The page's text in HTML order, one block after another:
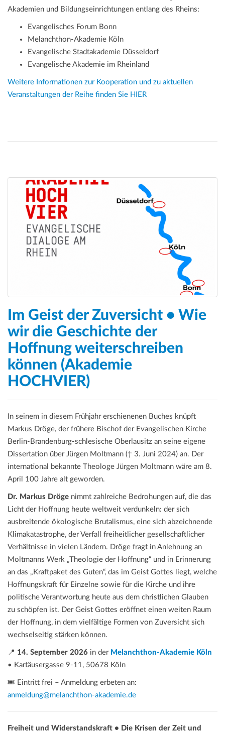
Akademien und Bildungseinrichtungen entlang des Rheins:
Evangelisches Forum Bonn
Melanchthon-Akademie Köln
Evangelische Stadtakademie Düsseldorf
Evangelische Akademie im Rheinland
Weitere Informationen zur Kooperation und zu aktuellen
Veranstaltungen der Reihe finden Sie HIER
Im Geist der Zuversicht • Wie
wir die Geschichte der
Hoffnung weiterschreiben
können (Akademie
HOCHVIER)
In seinem in diesem Frühjahr erschienenen Buches knüpft
Markus Dröge, der frühere Bischof der Evangelischen Kirche
Berlin-Brandenburg-schlesische Oberlausitz an seine eigene
Dissertation über Jürgen Moltmann († 3. Juni 2024) an. Der
international bekannte Theologe Jürgen Moltmann wäre am 8.
April 100 Jahre alt geworden.
Dr. Markus Dröge nimmt zahlreiche Bedrohungen auf, die das
Licht der Hoffnung heute weltweit verdunkeln: der sich
ausbreitende ökologische Brutalismus, eine sich abzeichnende
Klimakatastrophe, der Verfall freiheitlicher gesellschaftlicher
Verhältnisse in vielen Ländern. Dröge fragt in Anlehnung an
Moltmanns Werk „Theologie der Hoffnung“ und in Erinnerung
an das „Kraftpaket des Guten“, das im Geist Gottes liegt, welche
Hoffnungskraft für Einzelne sowie für die Kirche und ihre
politische Verantwortung heute aus dem christlichen Glauben
zu schöpfen ist. Der Geist Gottes eröffnet einen weiten Raum
der Hoffnung, in dem vielfältige Formen von Zuversicht sich
wechselseitig stärken können.
📍 14. September 2026 in der Melanchthon-Akademie Köln
• Kartäusergasse 9-11, 50678 Köln
🎟️ Eintritt frei – Anmeldung erbeten an:
anmeldung@melanchthon-akademie.de
Freiheit und Widerstandskraft • Die Krisen der Zeit und